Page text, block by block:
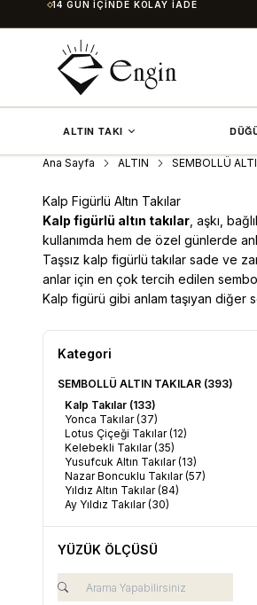
SERTIFIKALI ÜRÜNLER
ALTIN TAKI
Ana Sayfa ALTIN SEMBOLLÜ
Kalp Figürlü Altın Takılar
Kalp figürlü altın takılar , aşkı,
kullanımda hem de özel günlerde
Taşsız kalp figürlü takılar sade ve
anlar için en çok tercih edilen
Kalp figürü gibi anlam taşıyan diğer
Kategori
SEMBOLLÜ ALTIN TAKILAR (393)
Kalp Takılar (133)
Yonca Takılar(37)
Lotus Çiçeği Takılar(12)
Kelebekli Takılar(35)
Yusufcuk Altın Takılar(13)
Nazar Boncuklu Takılar(57)
Yıldız Altın Takılar(84)
Ay Yıldız Takılar(30)
YÜZÜK ÖLÇÜSÜ